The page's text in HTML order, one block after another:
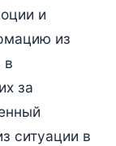
и
из
в
за
ситуации в